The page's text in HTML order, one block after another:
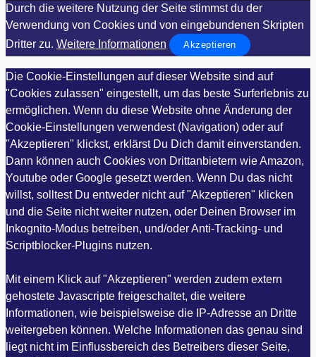
Durch die weitere Nutzung der Seite stimmst du der
Verwendung von Cookies und von eingebundenen Skripten
Dritter zu. Weitere Informationen Akzeptieren
Die Cookie-Einstellungen auf dieser Website sind auf
"Cookies zulassen" eingestellt, um das beste Surferlebnis zu
ermöglichen. Wenn du diese Website ohne Änderung der
Cookie-Einstellungen verwendest (Navigation) oder auf
"Akzeptieren" klickst, erklärst Du Dich damit einverstanden.
Dann können auch Cookies von Drittanbietern wie Amazon,
Youtube oder Google gesetzt werden. Wenn Du das nicht
willst, solltest Du entweder nicht auf "Akzeptieren" klicken
und die Seite nicht weiter nutzen, oder Deinen Browser im
Inkognito-Modus betreiben, und/oder Anti-Tracking- und
Scriptblocker-Plugins nutzen.
Mit einem Klick auf "Akzeptieren" werden zudem extern
gehostete Javascripte freigeschaltet, die weitere
Informationen, wie beispielsweise die IP-Adresse an Dritte
weitergeben können. Welche Informationen das genau sind
liegt nicht im Einflussbereich des Betreibers dieser Seite,